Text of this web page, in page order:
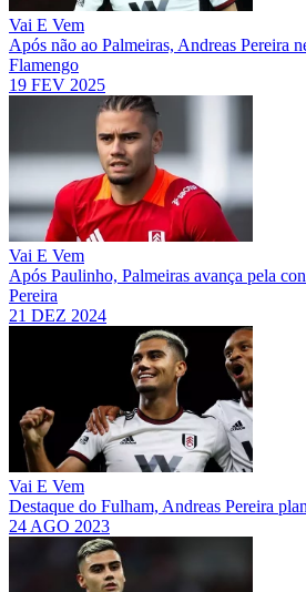
Vai E Vem
Após não ao Palmeiras, Andreas Pereira
Flamengo
19 FEV 2025
Vai E Vem
Após Paulinho, Palmeiras avança pela
Pereira
21 DEZ 2024
Vai E Vem
Destaque do Fulham, Andreas Pereira
24 AGO 2023